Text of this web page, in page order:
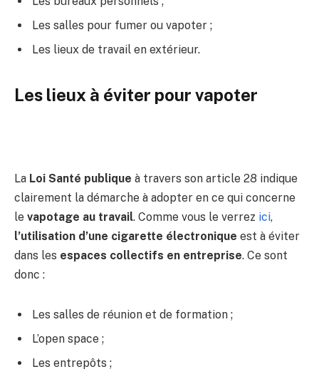
Les salles pour fumer ou vapoter ;
Les lieux de travail en extérieur.
Les lieux à éviter pour vapoter
La Loi Santé publique à travers son article 28 indique
clairement la démarche à adopter en ce qui concerne
le vapotage au travail. Comme vous le verrez ici,
l’utilisation d’une cigarette électronique est à éviter
dans les espaces collectifs en entreprise. Ce sont
donc :
Les salles de réunion et de formation ;
L’open space ;
Les entrepôts ;